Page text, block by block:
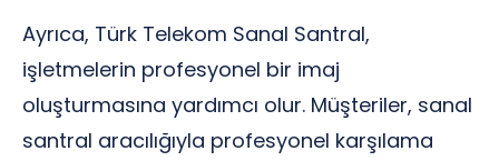
Ayrıca, Türk Telekom Sanal Santral,
işletmelerin profesyonel bir imaj
oluşturmasına yardımcı olur. Müşteriler, sanal
santral aracılığıyla profesyonel karşılama